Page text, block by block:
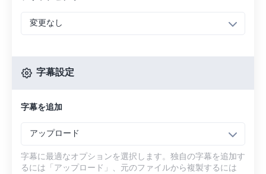
変更なし
字幕設定
字幕を追加
アップロード
字幕に最適なオプションを選択します。独自の字幕を追加す
るには「アップロード」、元のファイルから複製するには